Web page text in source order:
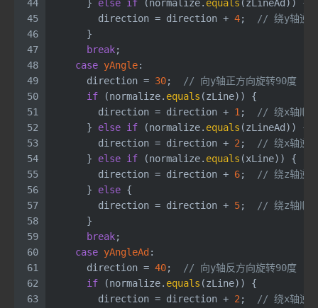
44
45
46
47
48
49
50
51
52
53
54
55
56
57
58
59
60
61
62
63
      }
else if (normalize. equals (zLineAd)) {
        direction = direction +
4;
// 绕y轴逆
      }
break;
case yAngle:
      direction =
30;
// 向y轴正方向旋转90度
if (normalize. equals (zLine)) {
        direction = direction +
1;
// 绕x轴顺
      }
else if (normalize. equals (zLineAd)) {
        direction = direction +
2;
// 绕x轴逆
      }
else if (normalize. equals (xLine)) {
        direction = direction +
6;
// 绕z轴逆
      }
else {
        direction = direction +
5;
// 绕z轴顺
      }
break;
case yAngleAd :
      direction =
40;
// 向y轴反方向旋转90度
if (normalize. equals (zLine)) {
        direction = direction +
2;
// 绕x轴逆